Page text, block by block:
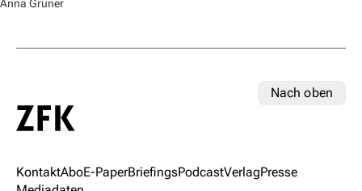
Anna Gruner
Nach oben
KontaktAboE-PaperBriefingsPodcastVerlagPresse